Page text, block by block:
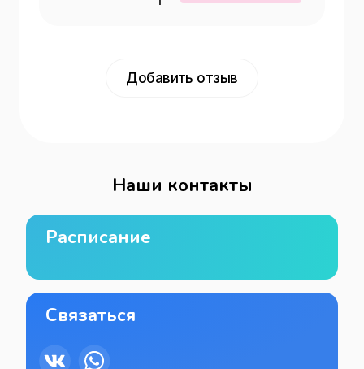
Добавить отзыв
Наши контакты
Расписание
Связаться